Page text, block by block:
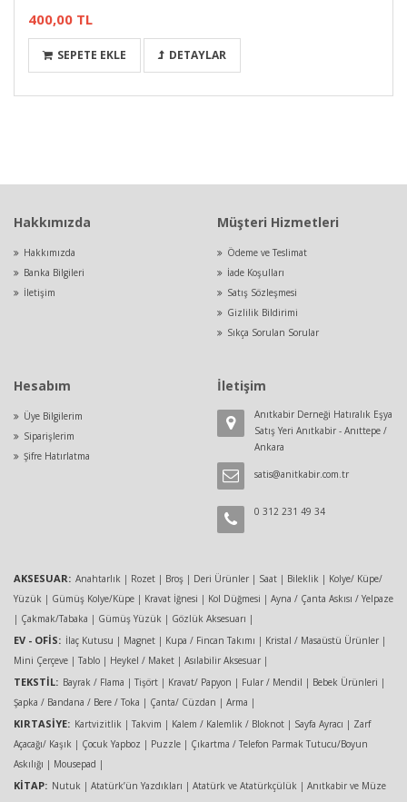
400,00 TL
SEPETE EKLE DETAYLAR
Hakkımızda
Hakkımızda
Banka Bilgileri
İletişim
Müşteri Hizmetleri
Ödeme ve Teslimat
İade Koşulları
Satış Sözleşmesi
Gizlilik Bildirimi
Sıkça Sorulan Sorular
Hesabım
Üye Bilgilerim
Siparişlerim
Şifre Hatırlatma
İletişim
Anıtkabir Derneği Hatıralık Eşya
Satış Yeri Anıtkabir - Anıttepe /
Ankara
satis@anitkabir.com.tr
0 312 231 49 34
AKSESUAR: Anahtarlık | Rozet | Broş | Deri Ürünler | Saat | Bileklik | Kolye/ Küpe/
Yüzük | Gümüş Kolye/Küpe | Kravat İğnesi | Kol Düğmesi | Ayna / Çanta Askısı / Yelpaze
| Çakmak/Tabaka | Gümüş Yüzük | Gözlük Aksesuarı |
EV - OFIS: İlaç Kutusu | Magnet | Kupa / Fincan Takımı | Kristal / Masaüstü Ürünler |
Mini Çerçeve | Tablo | Heykel / Maket | Asılabilir Aksesuar |
TEKSTIL: Bayrak / Flama | Tişört | Kravat/ Papyon | Fular / Mendil | Bebek Ürünleri |
Şapka / Bandana / Bere / Toka | Çanta/ Cüzdan | Arma |
KIRTASIYE: Kartvizitlik | Takvim | Kalem / Kalemlik / Bloknot | Sayfa Ayracı | Zarf
Açacağı/ Kaşık | Çocuk Yapboz | Puzzle | Çıkartma / Telefon Parmak Tutucu/Boyun
Askılığı | Mousepad |
KITAP: Nutuk | Atatürk’ün Yazdıkları | Atatürk ve Atatürkçülük | Anıtkabir ve Müze